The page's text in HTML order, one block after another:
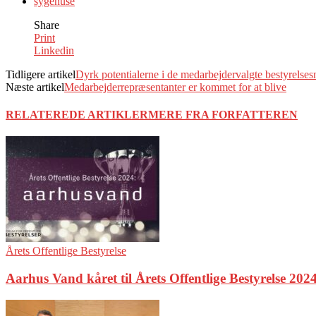
Share
Print
Linkedin
Tidligere artikelDyrk potentialerne i de medarbejdervalgte
Næste artikelMedarbejderrepræsentanter er kommet for at blive
RELATEREDE ARTIKLERMERE FRA FORFATTEREN
Årets Offentlige Bestyrelse
Aarhus Vand kåret til Årets Offentlige Bestyrelse